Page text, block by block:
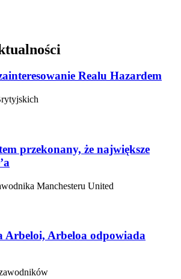
Realu Hazardem
przekonany, że największe
Manchesteru United
Arbeloi, Arbeloa odpowiada